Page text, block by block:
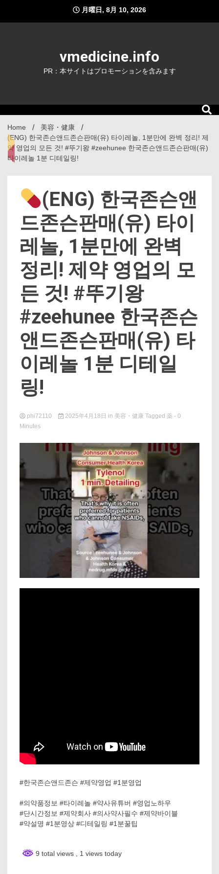
content
月曜日, 8月 10, 2026
vmedicine.info
PR：本サイトはプロモーションを含みます
Home
美容・健康
(ENG) 한국존슨앤드존슨판매(유) 타이레놀, 1분만에 완벽 정리! 제
약 영업의 모든 것! #뚜기왕 #zeehunee 한국존슨앤드존슨판매(유)
타이레놀 1분 디테일링!
(ENG) 한국존슨앤
드존슨판매(유) 타이
레놀, 1분만에 완벽
정리! 제약 영업의 모
든 것! #뚜기왕
#zeehunee 한국존슨
앤드존슨판매(유) 타
이레놀 1분 디테일
링!
phi72110 2025年4月18日 in 美容・健康 Tagged 薬 - 0
Minutes
#한국존슨앤드존슨 #제약영업 #1분영업
#의약품정보 #타이레놀 #약사유튜버 #영업노하우
#단시간정보 #제약회사 #의사약사필수 #제약바이블
#약설명 #1분영상 #디테일링 #1분꿀팁
9 total views , 1 views today